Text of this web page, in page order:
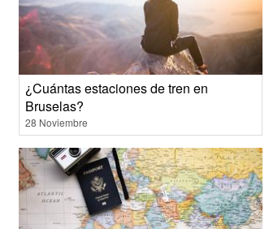
¿Cuántas estaciones de tren en
Bruselas?
28 Noviembre